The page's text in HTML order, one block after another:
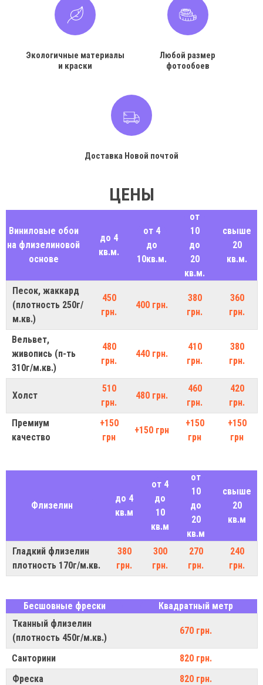
Экологичные материалы
и краски
Любой размер
фотообоев
Доставка Новой почтой
ЦЕНЫ
Виниловые обои
на флизелиновой
основе
до 4
кв.м.
от 4
до
10кв.м.
от
10
до
20
кв.м.
свыше
20
кв.м.
Песок, жаккард
(плотность 250г/
м.кв.)
450
грн.
400 грн.
380
грн.
360
грн.
Вельвет,
живопись (п-ть
310г/м.кв.)
480
грн.
440 грн.
410
грн.
380
грн.
Холст
510
грн.
480 грн.
460
грн.
420
грн.
Премиум
качество
+150
грн
+150 грн
+150
грн
+150
грн
Флизелин
до 4
кв.м
от 4
до
10
кв.м
от
10
до
20
кв.м
свыше
20
кв.м
Гладкий флизелин
плотность 170г/м.кв.
380
грн.
300
грн.
270
грн.
240
грн.
Бесшовные фрески
Квадратный метр
Тканный флизелин
(плотность 450г/м.кв.)
670 грн.
Санторини
820 грн.
Фреска
820 грн.